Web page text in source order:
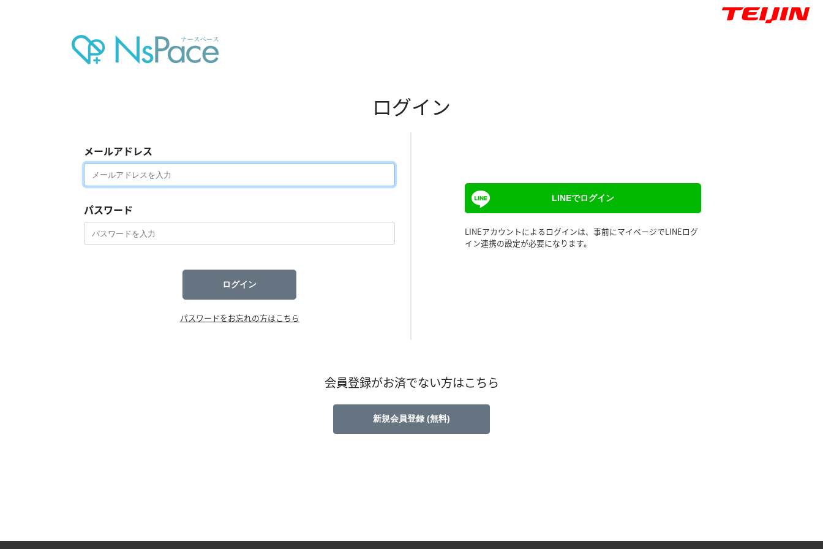
ログイン
メールアドレス
パスワード
ログイン
パスワードをお忘れの方はこちら
LINEでログイン
LINEアカウントによるログインは、事前にマイページでLINEログ
イン連携の設定が必要になります。
会員登録がお済でない方はこちら
新規会員登録 (無料)